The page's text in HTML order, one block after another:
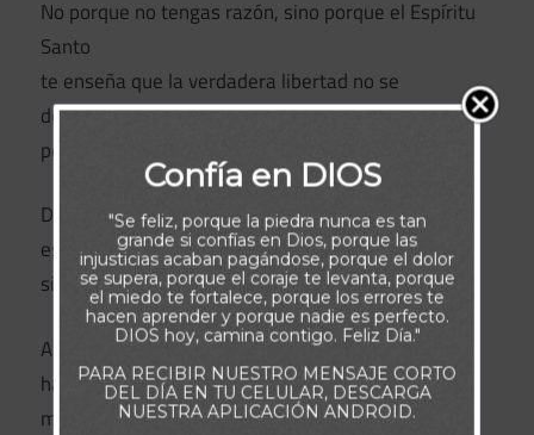
No porque no tengas razón, sino porque el Espíritu
Santo
te enseña que la verdadera libertad no se
demuestra
peleando, sino permaneciendo.
Dios no te está pidiendo que resistas desde el
esfuerzo,
sino que descanses desde la fe.
A veces, la obediencia más poderosa no es la que
hace
mucho, sino la que espera sin moverse, confiando
Confía en DIOS
"Se feliz, porque la piedra nunca es tan
grande si confías en Dios, porque las
injusticias acaban pagándose, porque el dolor
se supera, porque el coraje te levanta, porque
el miedo te fortalece, porque los errores te
hacen aprender y porque nadie es perfecto.
DIOS hoy, camina contigo. Feliz Día."
PARA RECIBIR NUESTRO MENSAJE CORTO
DEL DÍA EN TU CELULAR, DESCARGA
NUESTRA APLICACIÓN ANDROID.